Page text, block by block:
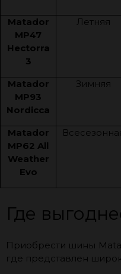
Matador
MP47
Hectorra
3
Летняя
Matador
MP93
Nordicca
Зимняя
Matador
MP62 All
Weather
Evo
Где
Приобрести шины
где представлен